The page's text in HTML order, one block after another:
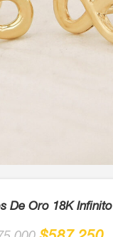
De Oro 18K Infinito